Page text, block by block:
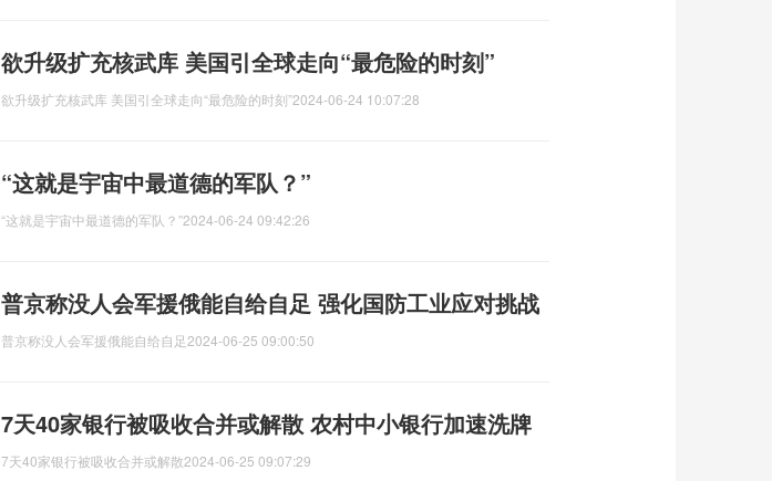
欲升级扩充核武库 美国引全球走向“最危险的时刻”
欲升级扩充核武库 美国引全球走向“最危险的时刻”2024-06-24 10:07:28
“这就是宇宙中最道德的军队？”
“这就是宇宙中最道德的军队？”2024-06-24 09:42:26
普京称没人会军援俄能自给自足 强化国防工业应对挑战
普京称没人会军援俄能自给自足2024-06-25 09:00:50
7天40家银行被吸收合并或解散 农村中小银行加速洗牌
7天40家银行被吸收合并或解散2024-06-25 09:07:29